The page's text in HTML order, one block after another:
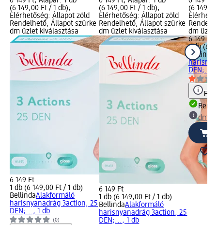
(6 149,00 Ft / 1 db);
Elérhetőség: Állapot zöld
Rendelhető, Állapot szürke
dm üzlet kiválasztása
6 149 Ft
1 db (6 149,00 Ft / 1 db)
BellindaAlakformáló
harisnyanadrág 3action, 25
DEN;..., 1 db
(0)
(6 149,00 Ft / 1 db);
Elérhetőség: Állapot zöld
Rendelhető, Állapot szürke
dm üzlet kiválasztása
6 149 Ft
1 db (6 149,00 Ft / 1 db)
BellindaAlakformáló
harisnyanadrág 3action, 25
DEN;..., 1 db
(6
dm
6 149 Ft
1 db (6
Bellinda
DEN;...,
dm